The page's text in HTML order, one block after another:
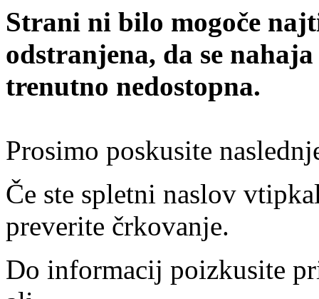
Strani ni bilo mogoče
odstranjena, da se
trenutno nedostopna.
Prosimo poskusite
Če ste spletni naslov
preverite črkovanje.
Do informacij poizkusite